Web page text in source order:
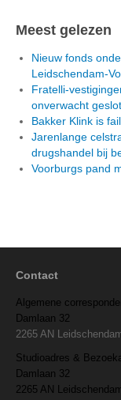
Meest gelezen
Nieuw fonds
Leidschendam-
Fratelli-
onverwacht
Bakker Klink is
Jarenlange
drugshandel bij
Voorburgs pand
Contact
Algemene
Damlaan 32
2265 AN
Studioadres &
Damlaan 32
2265 AN